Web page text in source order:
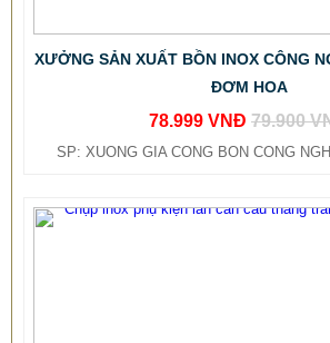
ĐƠM HOA
78.999 VNĐ 79.900
SP: XUONG GIA CONG BON CONG